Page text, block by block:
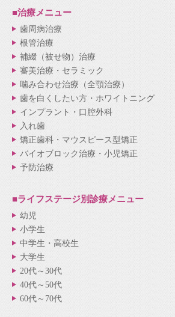
■治療メニュー
歯周病治療
根管治療
補綴（被せ物）治療
審美治療・セラミック
噛み合わせ治療（全顎治療）
歯を白くしたい方・ホワイトニング
インプラント・口腔外科
入れ歯
矯正歯科・マウスピース型矯正
バイオブロック治療・小児矯正
予防治療
■ライフステージ別診療メニュー
幼児
小学生
中学生・高校生
大学生
20代～30代
40代～50代
60代～70代